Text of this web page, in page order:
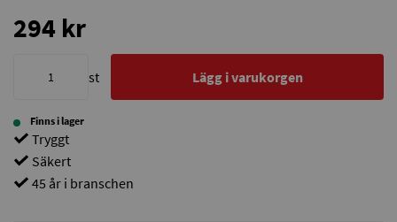
294 kr
st Lägg i varukorgen
Finns i lager
Tryggt
Säkert
45 år i branschen